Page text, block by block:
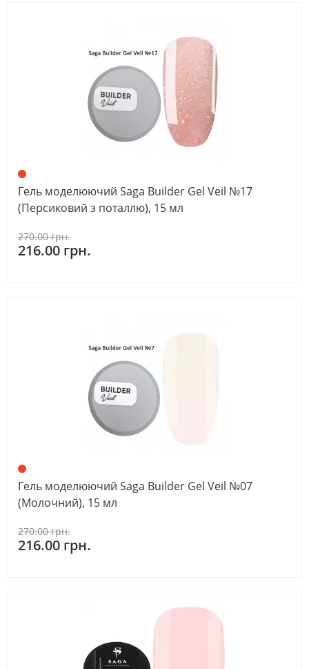
Гель моделюючий Saga Builder Gel Veil №17
(Персиковий з поталлю), 15 мл
270.00 грн.
216.00 грн.
Гель моделюючий Saga Builder Gel Veil №07
(Молочний), 15 мл
270.00 грн.
216.00 грн.